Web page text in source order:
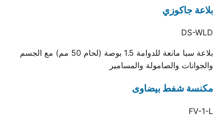
بلاعة جاكوزي
DS-WLD
بلاعة سبا مانعة للدوامة 1.5 بوصة (لحام 50 مم) مع الجسم
والجوانات والصامولة والمسامير
مكنسة شفط بيضاوى
FV-1-L